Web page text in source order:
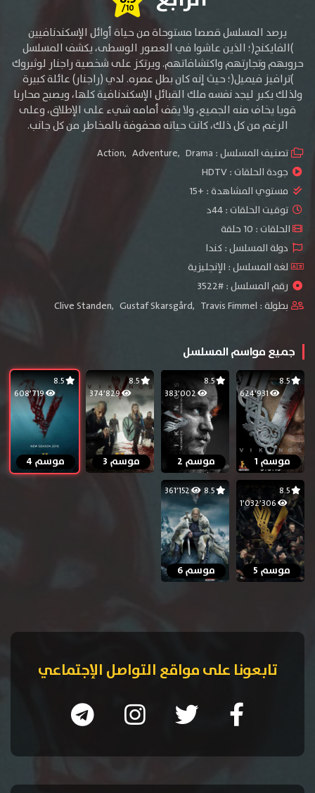
/10
يرصد المسلسل قصصا مستوحاة من حياة أوائل الإسكندنافيين
)الفايكنج(؛ الذين عاشوا في العصور الوسطى، يكشف المسلسل
حروبهم وتجارتهم واكتشافاتهم. ويرتكز على شخصية راجنار لوثبروك
)ترافيز فيميل(؛ حيث إنه كان بطل عصره. لدي (راجنار) عائلة كبيرة
ولذلك يكبر ليجد نفسه ملك القبائل الإسكندنافية كلها، ويصبح محاربا
قويا يخاف منه الجميع، ولا يقف أمامه شيء على الإطلاق، وعلى
الرغم من كل ذلك، كانت حياته محفوفة بالمخاطر من كل جانب.
تصنيف المسلسل : Action, Adventure, Drama
جودة الحلقات :HDTV
مستوي المشاهدة : +15
توقيت الحلقات : 44د
الحلقات : 10 حلقة
دولة المسلسل : كندا
لغة المسلسل : الإنجليزية
رقم المسلسل : #3522
بطولة :
Clive Standen, Gustaf Skarsgård, Travis Fimmel
جميع مواسم المسلسل
8.5
624٬931
موسم 1
8.5
383٬002
موسم 2
8.5
374٬829
موسم 3
8.5
608٬719
موسم 4
موسم 5
361٬152
موسم 6
تابعونا على مواقع التواصل الإجتماعي